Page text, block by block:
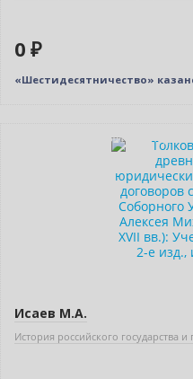
0 ₽
«Шестидесятничество»
Индивидуальный подход
Исаев М.А.
История российского государства и